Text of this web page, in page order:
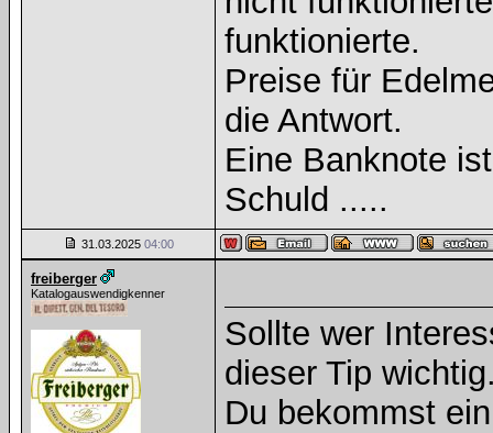
funktionierte.
Preise für
die Antwort.
Eine Banknote
Schuld .....
31.03.2025 04:00
freiberger
Katalogauswendigkenner
Sollte wer
dieser Tip
Du bekommst